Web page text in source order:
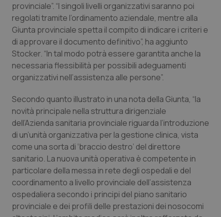
Provincia Autonoma di Bolzano
Provincia Autonoma di Trento
Puglia
Sardegna
Sicilia
Toscana
Umbria
Valle D’Aosta
Infezioni & Febbre
Ipertensione & Scompenso
Malattie rare
Malattia di Crohn & Rettocolite Ulcerosa
Neuroscienze & patologie neurodegenerative
Obesità
Oftalmologia
Oncodermatologia
provinciale”. “I singoli livelli organizzativi saranno poi
regolati tramite l’ordinamento aziendale, mentre alla
Giunta provinciale spetta il compito di indicare i criteri e
di approvare il documento definitivo”, ha aggiunto
Stocker. “In tal modo potrà essere garantita anche la
necessaria flessibilità per possibili adeguamenti
organizzativi nell’assistenza alle persone”.
Secondo quanto illustrato in una nota della Giunta, “la
novità principale nella struttura dirigenziale
dell’Azienda sanitaria provinciale riguarda l’introduzione
di un’unità organizzativa per la gestione clinica, vista
come una sorta di ‘braccio destro’ del direttore
sanitario. La nuova unità operativa è competente in
particolare della messa in rete degli ospedali e del
coordinamento a livello provinciale dell’assistenza
ospedaliera secondo i principi del piano sanitario
provinciale e dei profili delle prestazioni dei nosocomi